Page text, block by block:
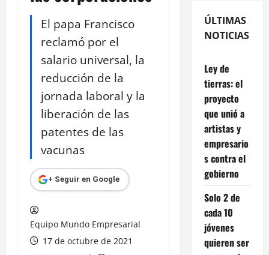
El papa Francisco
reclamó por el
salario universal, la
reducción de la
jornada laboral y la
liberación de las
patentes de las
vacunas
+ Seguir en Google
Equipo Mundo Empresarial
17 de octubre de 2021
ÚLTIMAS
NOTICIAS
Ley de
tierras: el
proyecto
que unió a
artistas y
empresario
s contra el
gobierno
Solo 2 de
cada 10
jóvenes
quieren ser